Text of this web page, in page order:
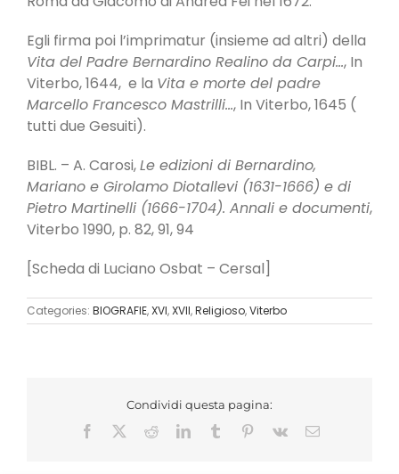
Egli firma poi l’imprimatur (insieme ad altri) della
Vita del Padre Bernardino Realino da Carpi…, In
Viterbo, 1644, e la Vita e morte del padre
Marcello Francesco Mastrilli…, In Viterbo, 1645 (
tutti due Gesuiti).
BIBL. – A. Carosi,Le edizioni di Bernardino,
Mariano e Girolamo Diotallevi (1631-1666) e di
Pietro Martinelli (1666-1704). Annali e documenti,
Viterbo 1990, p. 82, 91, 94
[Scheda di Luciano Osbat – Cersal]
Categories: BIOGRAFIE,XVI,XVII,Religioso,Viterbo
Condividi questa pagina:
Facebook
RedditLinkedInTumblr Pinterest
Vk Email